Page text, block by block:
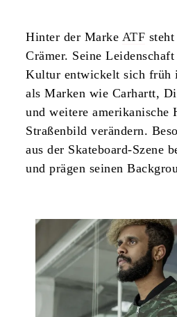
Hinter der Marke ATF
Crämer. Seine
Kultur entwickelt sich früh
als Marken wie Carhartt,
und weitere amerikanische
Straßenbild verändern.
aus der Skateboard-Szene
und prägen seinen